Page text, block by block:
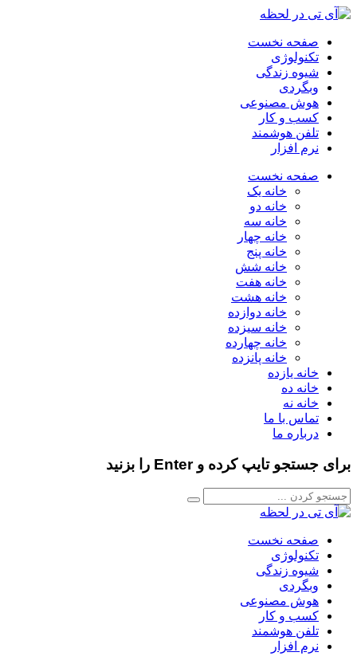
صفحه نخست
تکنولوژی
شیوه زندگی
وبگردی
هوش مصنوعی
کسب و کار
تلفن هوشمند
نرم افزار
صفحه نخست
خانه یک
خانه دو
خانه سه
خانه چهار
خانه پنج
خانه شش
خانه هفت
خانه هشت
خانه دوازده
خانه سیزده
خانه چهارده
خانه پانزده
خانه یازده
خانه ده
خانه نه
تماس با ما
درباره ما
برای جستجو تایپ کرده و Enter را بزنید
صفحه نخست
تکنولوژی
شیوه زندگی
وبگردی
هوش مصنوعی
کسب و کار
تلفن هوشمند
نرم افزار